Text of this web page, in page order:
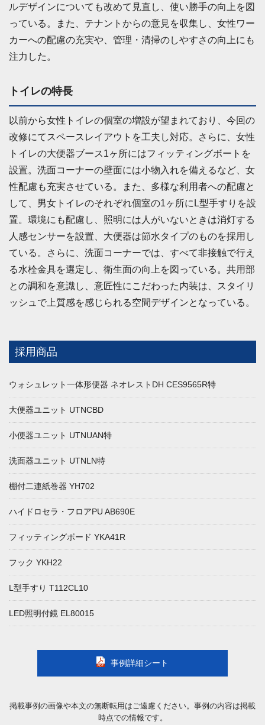
ルデザインについても改めて見直し、使い勝手の向上を図
っている。また、テナントからの意見を収集し、女性ワー
カーへの配慮の充実や、管理・清掃のしやすさの向上にも
注力した。
トイレの特長
以前から女性トイレの個室の増設が望まれており、今回の
改修にてスペースレイアウトを工夫し対応。さらに、女性
トイレの大便器ブース1ヶ所にはフィッティングボートを
設置。洗面コーナーの壁面には小物入れを備えるなど、女
性配慮も充実させている。また、多様な利用者への配慮と
して、男女トイレのそれぞれ個室の1ヶ所にL型手すりを設
置。環境にも配慮し、照明には人がいないときは消灯する
人感センサーを設置、大便器は節水タイプのものを採用し
ている。さらに、洗面コーナーでは、すべて非接触で行え
る水栓金具を選定し、衛生面の向上を図っている。共用部
との調和を意識し、意匠性にこだわった内装は、スタイリ
ッシュで上質感を感じられる空間デザインとなっている。
採用商品
ウォシュレット一体形便器 ネオレストDH CES9565R特
大便器ユニット UTNCBD
小便器ユニット UTNUAN特
洗面器ユニット UTNLN特
棚付二連紙巻器 YH702
ハイドロセラ・フロアPU AB690E
フィッティングボード YKA41R
フック YKH22
L型手すり T112CL10
LED照明付鏡 EL80015
事例詳細シート
掲載事例の画像や本文の無断転用はご遠慮ください。事例の内容は掲載
時点での情報です。